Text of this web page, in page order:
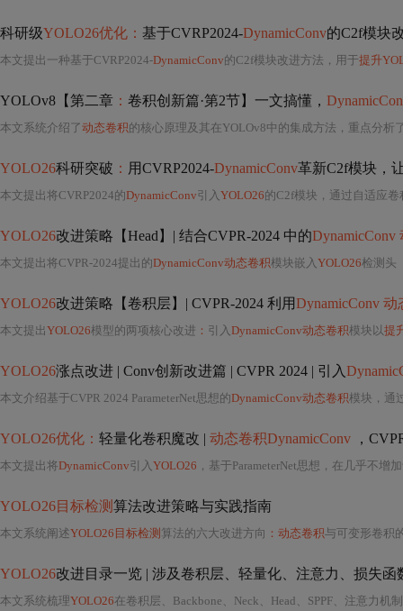
科研级YOLO26优化： 基于CVRP2024-DynamicConv的C2f模块
本文提出一种基于CVRP2024-DynamicConv的C2f模块改进方法，用于提升
YOLOv8【第二章 ： 卷积创新篇·第2节】一文搞懂，
本文系统介绍了动态卷积的核心原理及其在YOLOv8中的集成方法，重点分析了多核
YOLO26科研突破 ： 用CVRP2024-DynamicConv革新C2f模块，
本文提出将CVRP2024的DynamicConv引入YOLO26的C2f模块，通过自适应卷
YOLO26改进策略【Head】| 结合CVPR-2024 中的DynamicConv
本文提出将CVPR-2024提出的DynamicConv动态卷积模块嵌入YOLO26检测头
YOLO26改进策略【卷积层】| CVPR-2024 利用DynamicConv 动
本文提出YOLO26模型的两项核心改进 ： 引入DynamicConv动态卷积模块以提
YOLO26涨点改进 | Conv创新改进篇 | CVPR 2024 | 引入
本文介绍基于CVPR 2024 ParameterNet思想的DynamicConv动态卷积模块，通过
YOLO26优化： 轻量化卷积魔改 | 动态卷积DynamicConv ，
本文提出将DynamicConv引入YOLO26 ，基于ParameterNet思想，在几乎不增
YOLO26目标检测 算法改进策略与实践指南
本文系统阐述YOLO26目标检测 算法的六大改进方向 ：动态卷积与可变形卷积
YOLO26改进目录一览 | 涉及卷积层、轻量化、注意力、损失函数、Backbone
本文系统梳理YOLO26在卷积层、Backbone、Neck、Head、SPPF、注意力机制、损失函数及轻量化等方面的